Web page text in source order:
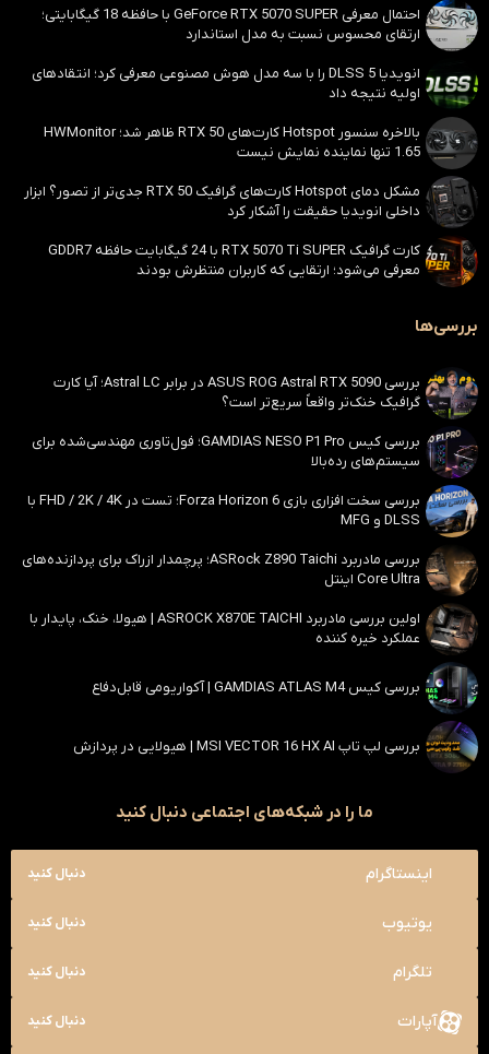
احتمال معرفی GeForce RTX 5070 SUPER با حافظه 18 گیگابایتی؛
ارتقای محسوس نسبت به مدل استاندارد
انویدیا DLSS 5 را با سه مدل هوش مصنوعی معرفی کرد؛ انتقادهای
اولیه نتیجه داد
بالاخره سنسور Hotspot کارت‌های RTX 50 ظاهر شد؛ HWMonitor
1.65 تنها نماینده نمایش نیست
مشکل دمای Hotspot کارت‌های گرافیک RTX 50 جدی‌تر از تصور؟ ابزار
داخلی انویدیا حقیقت را آشکار کرد
کارت گرافیک RTX 5070 Ti SUPER با 24 گیگابایت حافظه GDDR7
معرفی می‌شود؛ ارتقایی که کاربران منتظرش بودند
بررسی‌ها
بررسی ASUS ROG Astral RTX 5090 در برابر Astral LC؛ آیا کارت
گرافیک خنک‌تر واقعاً سریع‌تر است؟
بررسی کیس GAMDIAS NESO P1 Pro؛ فول‌تاوری مهندسی‌شده برای
سیستم‌های رده‌بالا
بررسی سخت افزاری بازی Forza Horizon 6؛ تست در FHD / 2K / 4K با
DLSS و MFG
بررسی مادربرد ASRock Z890 Taichi؛ پرچمدار ازراک برای پردازنده‌های
Core Ultra اینتل
اولین بررسی مادربرد ASROCK X870E TAICHI | هیولا، خنک، پایدار با
عملکرد خیره کننده
بررسی کیس GAMDIAS ATLAS M4 | آکواریومی قابل‌دفاع
بررسی لپ تاپ MSI VECTOR 16 HX AI | هیولایی در پردازش
ما را در شبکه‌های اجتماعی دنبال کنید
اینستاگرام دنبال کنید
یوتیوب دنبال کنید
تلگرام دنبال کنید
آپارات دنبال کنید